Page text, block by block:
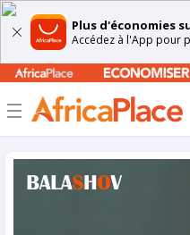
Plus d'économies
Accédez à l'App pour